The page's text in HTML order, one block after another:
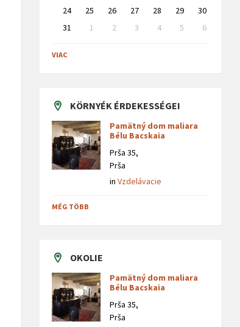
24
25 26 27 28 29
30
31
1 2 3 4 5
6
to
calendar
VIAC
KÖRNYÉK ÉRDEKESSÉGEI
Pamätný dom maliara
Bélu Bacskaia
Prša 35,
Prša
inVzdelávacie
MÉG TÖBB
OKOLIE
Pamätný dom maliara
Bélu Bacskaia
Prša 35,
Prša